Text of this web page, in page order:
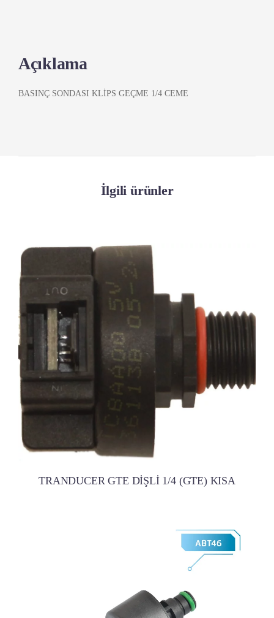
Açıklama
BASINÇ SONDASI KLİPS GEÇME 1/4 CEME
İlgili ürünler
TRANDUCER GTE DİŞLİ 1/4 (GTE) KISA